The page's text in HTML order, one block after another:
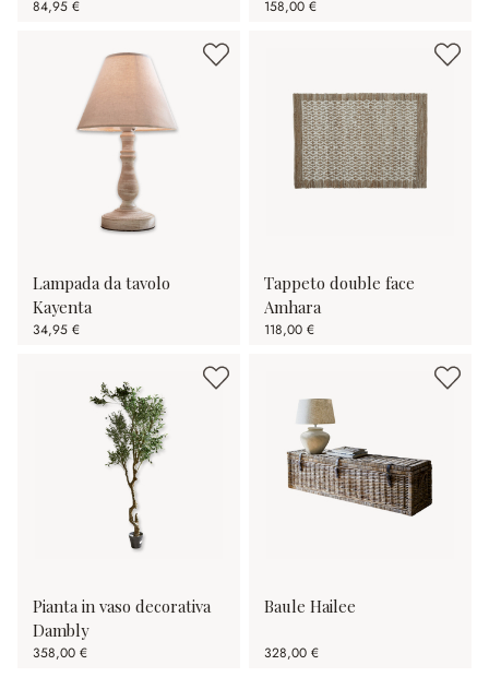
84,95 € 158,00 €
Lampada da tavolo
Kayenta
34,95 €
Tappeto double face
Amhara
118,00 €
Pianta in vaso decorativa
Dambly
358,00 €
Baule Hailee
328,00 €